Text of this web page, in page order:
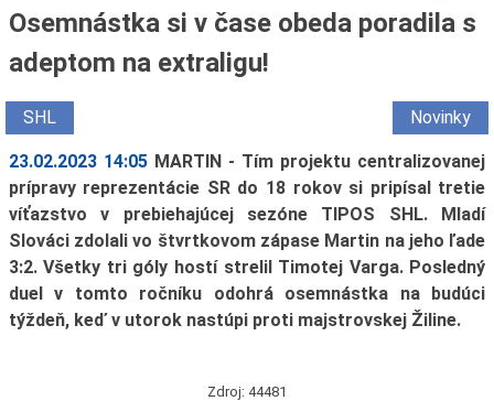
Osemnástka si v čase obeda poradila s
adeptom na extraligu!
SHL Novinky
23.02.2023 14:05 MARTIN - Tím projektu centralizovanej
prípravy reprezentácie SR do 18 rokov si pripísal tretie
víťazstvo v prebiehajúcej sezóne TIPOS SHL. Mladí
Slováci zdolali vo štvrtkovom zápase Martin na jeho ľade
3:2. Všetky tri góly hostí strelil Timotej Varga. Posledný
duel v tomto ročníku odohrá osemnástka na budúci
týždeň, keď v utorok nastúpi proti majstrovskej Žiline.
Zdroj: 44481